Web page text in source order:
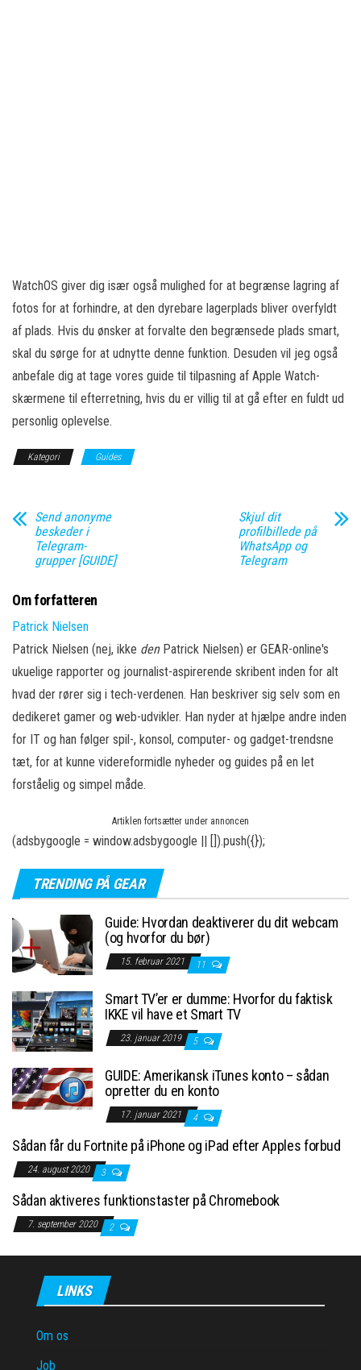
WatchOS giver dig især også mulighed for at begrænse lagring af
fotos for at forhindre, at den dyrebare lagerplads bliver overfyldt
af plads. Hvis du ønsker at forvalte den begrænsede plads smart,
skal du sørge for at udnytte denne funktion. Desuden vil jeg også
anbefale dig at tage vores guide til tilpasning af Apple Watch-
skærmene til efterretning, hvis du er villig til at gå efter en fuldt ud
personlig oplevelse.
Kategori Guides
Send anonyme
beskeder i
Telegram-
grupper [GUIDE]
Skjul dit
profilbillede på
WhatsApp og
Telegram
Om forfatteren
Patrick Nielsen
Patrick Nielsen (nej, ikke denPatrick Nielsen) er GEAR-online's
ukuelige rapporter og journalist-aspirerende skribent inden for alt
hvad der rører sig i tech-verdenen. Han beskriver sig selv som en
dedikeret gamer og web-udvikler. Han nyder at hjælpe andre inden
for IT og han følger spil-, konsol, computer- og gadget-trendsne
tæt, for at kunne videreformidle nyheder og guides på en let
forståelig og simpel måde.
Artiklen fortsætter under annoncen
(adsbygoogle = window.adsbygoogle || []).push({});
TRENDING PÅ GEAR
Guide: Hvordan deaktiverer du dit webcam
(og hvorfor du bør)
15. februar 2021 11
Smart TV’er er dumme: Hvorfor du faktisk
IKKE vil have et Smart TV
23. januar 2019 5
GUIDE: Amerikansk iTunes konto – sådan
opretter du en konto
17. januar 2021 4
Sådan får du Fortnite på iPhone og iPad efter Apples forbud
24. august 2020 3
Sådan aktiveres funktionstaster på Chromebook
7. september 2020 2
LINKS
Om os
Job